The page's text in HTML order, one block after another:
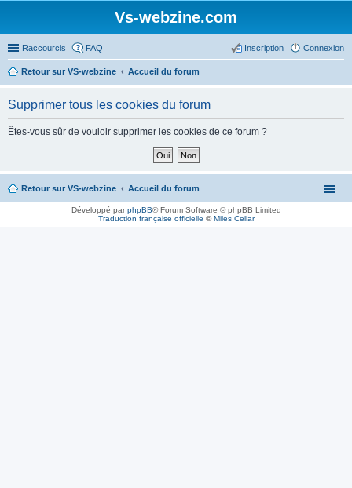
Vs-webzine.com
Raccourcis FAQ Connexion
Inscription
Retour sur VS-webzine Accueil du forum
Supprimer tous les cookies du forum
Êtes-vous sûr de vouloir supprimer les cookies de ce forum ?
Retour sur VS-webzine Accueil du forum
Développé parphpBB® Forum Software © phpBB Limited
Traduction française officielle ©Miles Cellar